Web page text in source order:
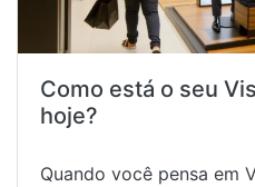
Como está o seu
hoje?
Quando você pensa em